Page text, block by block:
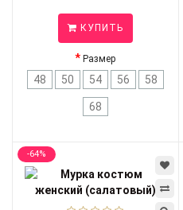
КУПИТЬ
Размер
48 50 54 56 58
68
-64%